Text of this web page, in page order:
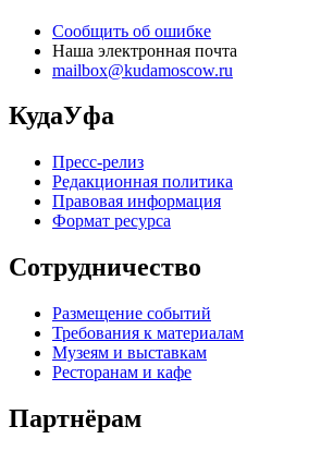
Сообщить об ошибке
Наша электронная почта
mailbox@kudamoscow.ru
КудаУфа
Пресс-релиз
Редакционная политика
Правовая информация
Формат ресурса
Сотрудничество
Размещение событий
Требования к материалам
Музеям и выставкам
Ресторанам и кафе
Партнёрам